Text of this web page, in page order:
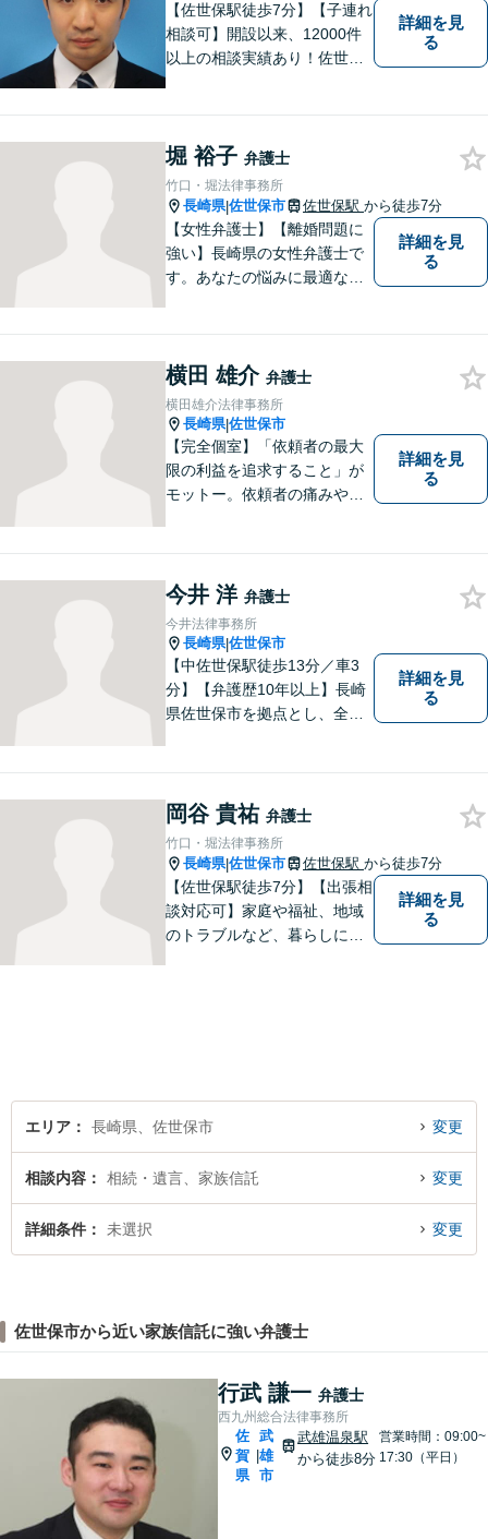
【佐世保駅徒歩7分】【子連れ
相談可】開設以来、12000件
以上の相談実績あり！佐世保
題・企業法務等、お困りごと
はなんでもご相談ください。
【他士業連携】
詳細を見
る
堀 裕子 弁護士
竹口・堀法律事務所
長崎県|佐世保市 佐世保駅 から徒歩7分
【女性弁護士】【離婚問題に
強い】長崎県の女性弁護士で
す。あなたの悩みに最適なリ
詳細を見
る
横田 雄介 弁護士
横田雄介法律事務所
長崎県|佐世保市
【完全個室】「依頼者の最大
限の利益を追求すること」が
モットー。依頼者の痛みや苦
プの手続きが可能◎【駐車場
あり】
詳細を見
る
今井 洋 弁護士
今井法律事務所
長崎県|佐世保市
【中佐世保駅徒歩13分／車3
分】【弁護歴10年以上】長崎
県佐世保市を拠点とし、全国
の解決へと導きます。時間外
のご相談にも対応可能ですの
で、お気軽にご連絡くださ
い。
詳細を見
る
岡谷 貴祐 弁護士
竹口・堀法律事務所
長崎県|佐世保市 佐世保駅 から徒歩7分
【佐世保駅徒歩7分】【出張相
談対応可】家庭や福祉、地域
のトラブルなど、暮らしに根
詳細を見
る
エリア 長崎県、佐世保市 変更
相談内容 相続・遺言、家族信託 変更
詳細条件 未選択 変更
佐世保市から近い家族信託に強い弁護士
行武 謙一 弁護士
西九州総合法律事務所
佐
賀
県
|
武
雄
市
武雄温泉駅
から徒歩8分
営業時間：09:00~
17:30（平日）